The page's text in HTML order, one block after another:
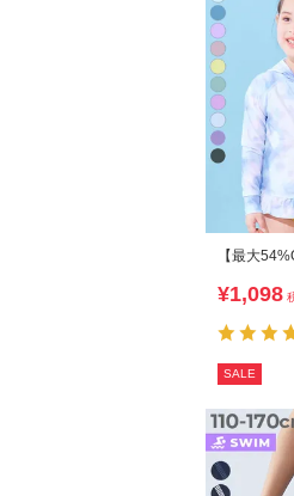
【最大
¥1,098
SALE